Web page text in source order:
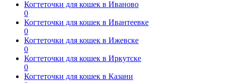
Когтеточки для кошек в Иваново
0
Когтеточки для кошек в Ивантеевке
0
Когтеточки для кошек в Ижевске
0
Когтеточки для кошек в Иркутске
0
Когтеточки для кошек в Казани